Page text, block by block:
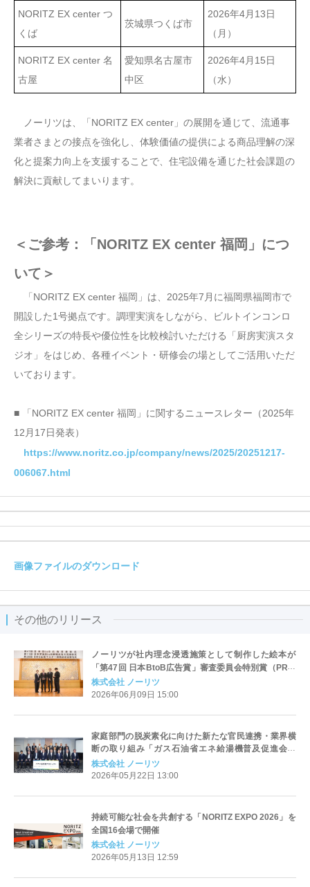
NORITZ EX center つ
くば
茨城県つくば市
2026年4月13日
（月）
NORITZ EX center 名
古屋
愛知県名古屋市
中区
2026年4月15日
（水）
ノーリツは、「NORITZ EX center」の展開を通じて、流通事
業者さまとの接点を強化し、体験価値の提供による商品理解の深
化と提案力向上を支援することで、住宅設備を通じた社会課題の
解決に貢献してまいります。
＜ご参考：「NORITZ EX center 福岡」につ
いて＞
「NORITZ EX center 福岡」は、2025年7月に福岡県福岡市で
開設した1号拠点です。調理実演をしながら、ビルトインコンロ
全シリーズの特長や優位性を比較検討いただける「厨房実演スタ
ジオ」をはじめ、各種イベント・研修会の場としてご活用いただ
いております。
■ 「NORITZ EX center 福岡」に関するニュースレター（2025年
12月17日発表）
https://www.noritz.co.jp/company/news/2025/20251217-
006067.html
画像ファイルのダウンロード
その他のリリース
ノーリツが社内理念浸透施策として制作した絵本が
「第47回 日本BtoB広告賞」審査委員会特別賞（PR誌
の部）を受賞
株式会社 ノーリツ
2026年06月09日 15:00
家庭部門の脱炭素化に向けた新たな官民連携・業界横
断の取り組み「ガス石油省エネ給湯機普及促進会議
（スマいる給湯プロジェクト）」設立
株式会社 ノーリツ
2026年05月22日 13:00
持続可能な社会を共創する「NORITZ EXPO 2026」を
全国16会場で開催
株式会社 ノーリツ
2026年05月13日 12:59